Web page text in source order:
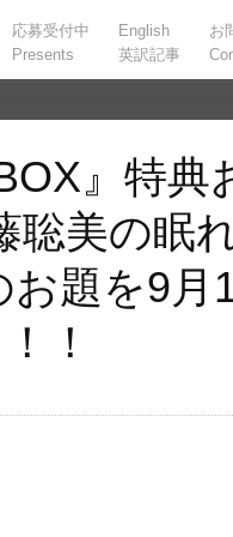
応募受付中
Presents
English
英訳記事
お
』特典
聡美の眠
題を9月
！